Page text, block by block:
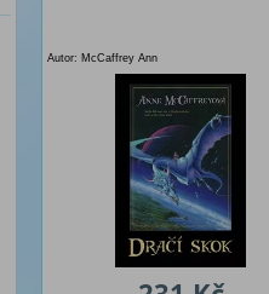
Autor: McCaffrey Ann